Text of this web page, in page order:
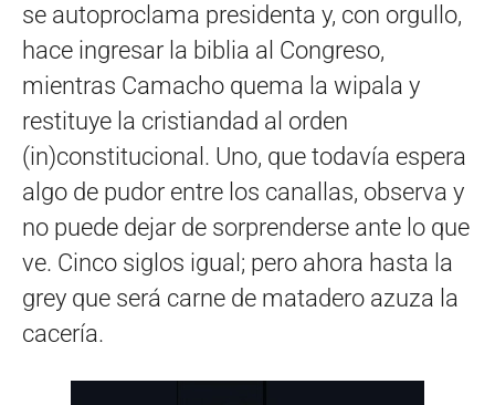
se autoproclama presidenta y, con orgullo,
hace ingresar la biblia al Congreso,
mientras Camacho quema la wipala y
restituye la cristiandad al orden
(in)constitucional. Uno, que todavía espera
algo de pudor entre los canallas, observa y
no puede dejar de sorprenderse ante lo que
ve. Cinco siglos igual; pero ahora hasta la
grey que será carne de matadero azuza la
cacería.